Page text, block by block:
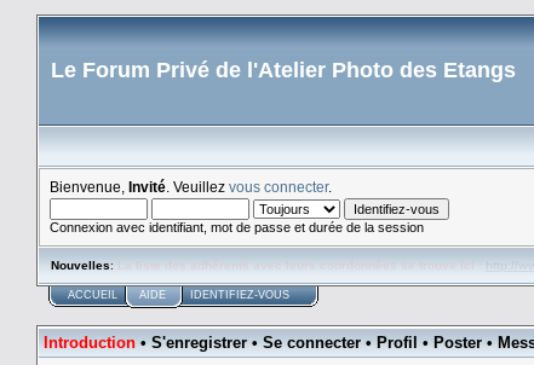
Le Forum Privé de l'Atelier Photo des Etangs
Bienvenue, Invité . Veuillez vous connecter.
Connexion avec identifiant, mot de passe et durée de la session
Nouvelles: La liste des adhérents avec leurs coordonnées se trouve ici : http://
ACCUEIL AIDE IDENTIFIEZ-VOUS
Introduction•S'enregistrer•Se connecter•Profil•Poster•